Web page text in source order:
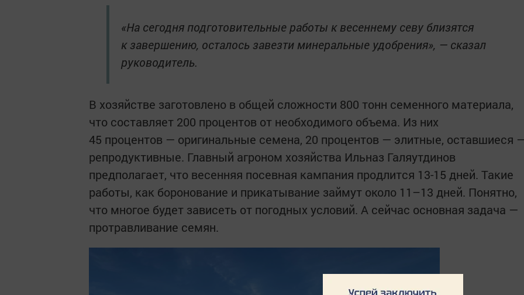
«На сегодня подготовительные работы к весеннему севу близятся
к завершению, осталось завезти минеральные удобрения», — сказал
руководитель.
В хозяйстве заготовлено в общей сложности 800 тонн семенного материала,
что составляет 200 процентов от необходимого объема. Из них
45 процентов — оригинальные семена, 20 процентов — элитные, оставшиеся
репродуктивные. Главный агроном хозяйства Ильназ Галяутдинов
предполагает, что весенняя посевная кампания продлится 13-15 дней. Такие
работы, как боронование и прикатывание займут около 11–13 дней. Понятно,
что многое будет зависеть от погодных условий. А сейчас основная задача —
протравливание семян.